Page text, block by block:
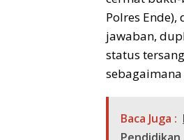
Polres
jawaban,
status
Baca Juga :